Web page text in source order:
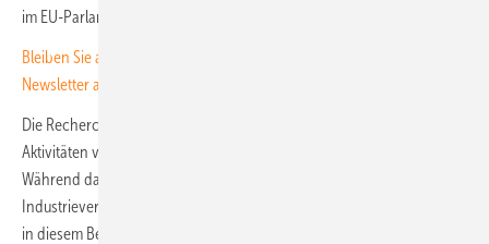
im EU-Parlament von Bedeutung.
Bleiben Sie auf dem Laufenden, melden Sie sich für unseren
Newsletter an!
Die Recherchen heben aber auch die zunehmend positiven direkten
Aktivitäten von Volkswagen bei der Klimaschutzregulierung hervor.
Während das Unternehmen weiterhin ein wichtiges Mitglied von
Industrieverbänden, einschließlich des VDA, mit negativen Aktivitäten
in diesem Bereich sei, erklärt das Thinktank. Die Bilanz sei daher